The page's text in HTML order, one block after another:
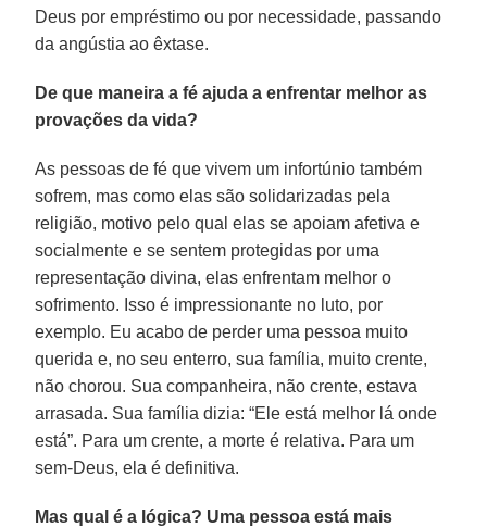
Deus por empréstimo ou por necessidade, passando
da angústia ao êxtase.
De que maneira a fé ajuda a enfrentar melhor as
provações da vida?
As pessoas de fé que vivem um infortúnio também
sofrem, mas como elas são solidarizadas pela
religião, motivo pelo qual elas se apoiam afetiva e
socialmente e se sentem protegidas por uma
representação divina, elas enfrentam melhor o
sofrimento. Isso é impressionante no luto, por
exemplo. Eu acabo de perder uma pessoa muito
querida e, no seu enterro, sua família, muito crente,
não chorou. Sua companheira, não crente, estava
arrasada. Sua família dizia: “Ele está melhor lá onde
está”. Para um crente, a morte é relativa. Para um
sem-Deus, ela é definitiva.
Mas qual é a lógica? Uma pessoa está mais